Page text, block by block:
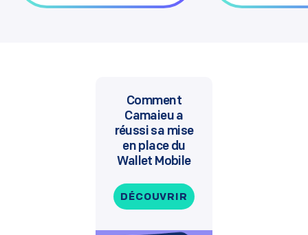
Comment
Camaieu a
réussi sa mise
en place du
Wallet Mobile
DÉCOUVRIR